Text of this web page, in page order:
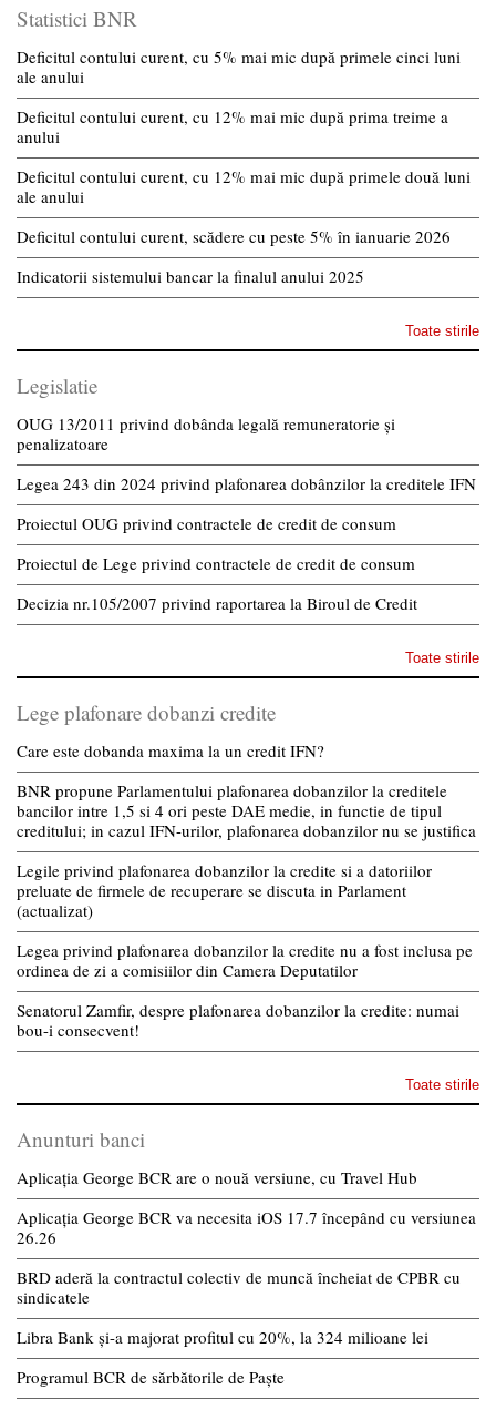
Statistici BNR
Deficitul contului curent, cu 5% mai mic după primele cinci luni
ale anului
Deficitul contului curent, cu 12% mai mic după prima treime a
anului
Deficitul contului curent, cu 12% mai mic după primele două luni
ale anului
Deficitul contului curent, scădere cu peste 5% în ianuarie 2026
Indicatorii sistemului bancar la finalul anului 2025
Toate stirile
Legislatie
OUG 13/2011 privind dobânda legală remuneratorie și
penalizatoare
Legea 243 din 2024 privind plafonarea dobânzilor la creditele IFN
Proiectul OUG privind contractele de credit de consum
Proiectul de Lege privind contractele de credit de consum
Decizia nr.105/2007 privind raportarea la Biroul de Credit
Toate stirile
Lege plafonare dobanzi credite
Care este dobanda maxima la un credit IFN?
BNR propune Parlamentului plafonarea dobanzilor la creditele
bancilor intre 1,5 si 4 ori peste DAE medie, in functie de tipul
creditului; in cazul IFN-urilor, plafonarea dobanzilor nu se justifica
Legile privind plafonarea dobanzilor la credite si a datoriilor
preluate de firmele de recuperare se discuta in Parlament
(actualizat)
Legea privind plafonarea dobanzilor la credite nu a fost inclusa pe
ordinea de zi a comisiilor din Camera Deputatilor
Senatorul Zamfir, despre plafonarea dobanzilor la credite: numai
bou-i consecvent!
Toate stirile
Anunturi banci
Aplicația George BCR are o nouă versiune, cu Travel Hub
Aplicația George BCR va necesita iOS 17.7 începând cu versiunea
26.26
BRD aderă la contractul colectiv de muncă încheiat de CPBR cu
sindicatele
Libra Bank și-a majorat profitul cu 20%, la 324 milioane lei
Programul BCR de sărbătorile de Paște